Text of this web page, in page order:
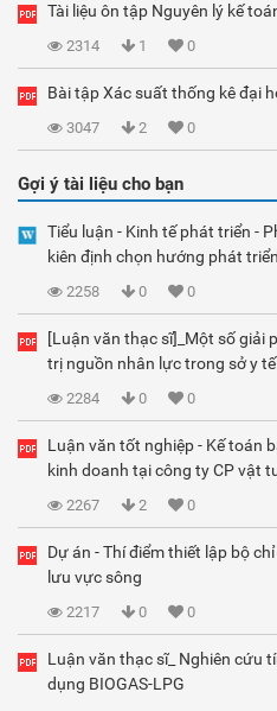
Tài liệu ôn tập Nguyên lý kế
2314 1 0
Bài tập Xác suất thống kê đại
3047 2 0
Gợi ý tài liệu cho bạn
Tiểu luận - Kinh tế phát triển -
kiên định chọn hướng phát
2258 0 0
[Luận văn thạc sĩ]_Một số giải
trị nguồn nhân lực trong sở y
2284 0 0
Luận văn tốt nghiệp - Kế toán
kinh doanh tại công ty CP vật
2267 2 0
Dự án - Thí điểm thiết lập bộ
lưu vực sông
2217 0 0
Luận văn thạc sĩ_ Nghiên cứu
dụng BIOGAS-LPG